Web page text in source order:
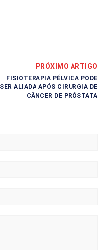
PRÓXIMO ARTIGO
FISIOTERAPIA PÉLVICA PODE
SER ALIADA APÓS CIRURGIA DE
CÂNCER DE PRÓSTATA